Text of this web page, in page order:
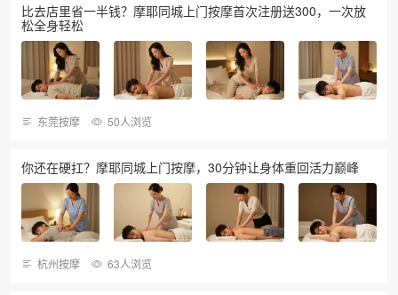
比去店里省一半钱？摩耶同城上门按摩首次注册送300，一次放
松全身轻松
东莞按摩 50人浏览
你还在硬扛？摩耶同城上门按摩，30分钟让身体重回活力巅峰
杭州按摩 63人浏览